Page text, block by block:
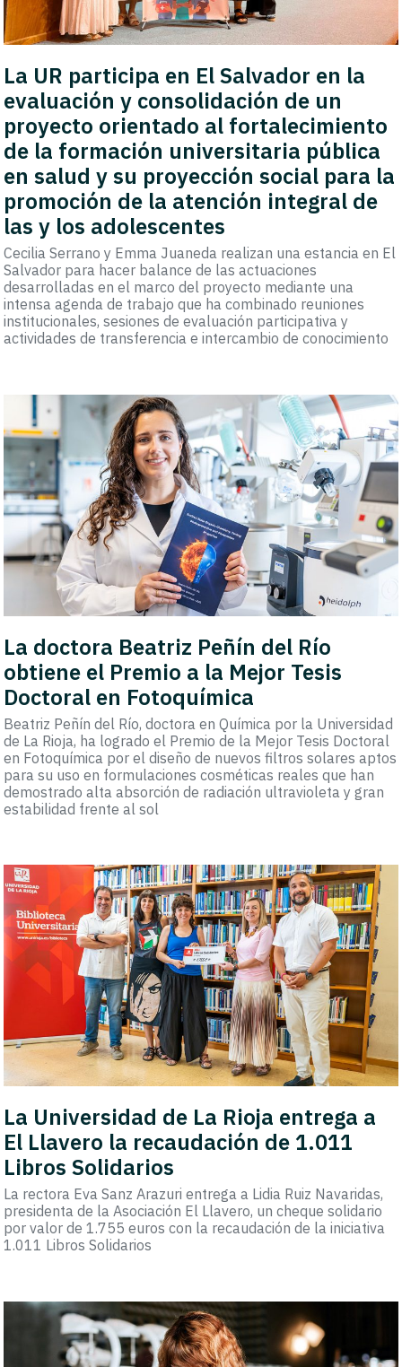
La UR participa en El Salvador en la
evaluación y consolidación de un
proyecto orientado al fortalecimiento
de la formación universitaria pública
en salud y su proyección social para la
promoción de la atención integral de
las y los adolescentes
Cecilia Serrano y Emma Juaneda realizan una estancia en El
Salvador para hacer balance de las actuaciones
desarrolladas en el marco del proyecto mediante una
intensa agenda de trabajo que ha combinado reuniones
institucionales, sesiones de evaluación participativa y
actividades de transferencia e intercambio de conocimiento
La doctora Beatriz Peñín del Río
obtiene el Premio a la Mejor Tesis
Doctoral en Fotoquímica
Beatriz Peñín del Río, doctora en Química por la Universidad
de La Rioja, ha logrado el Premio de la Mejor Tesis Doctoral
en Fotoquímica por el diseño de nuevos filtros solares aptos
para su uso en formulaciones cosméticas reales que han
demostrado alta absorción de radiación ultravioleta y gran
estabilidad frente al sol
La Universidad de La Rioja entrega a
El Llavero la recaudación de 1.011
Libros Solidarios
La rectora Eva Sanz Arazuri entrega a Lidia Ruiz Navaridas,
presidenta de la Asociación El Llavero, un cheque solidario
por valor de 1.755 euros con la recaudación de la iniciativa
1.011 Libros Solidarios